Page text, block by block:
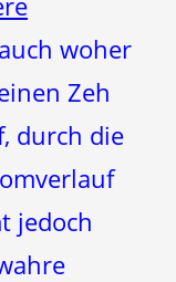
woher
Zeh
durch die
jedoch